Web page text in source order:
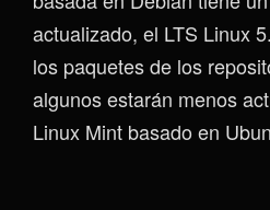
actualizado, el LTS Linux
los paquetes de los
algunos estarán menos
Linux Mint basado en